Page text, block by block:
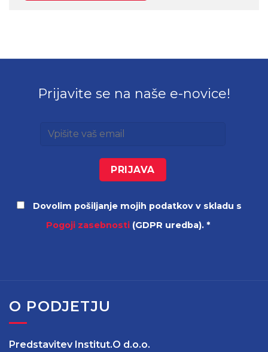
Prijavite se na naše e-novice!
Dovolim pošiljanje mojih podatkov v skladu s
Pogoji zasebnosti (GDPR uredba). *
O PODJETJU
Predstavitev Institut.O d.o.o.